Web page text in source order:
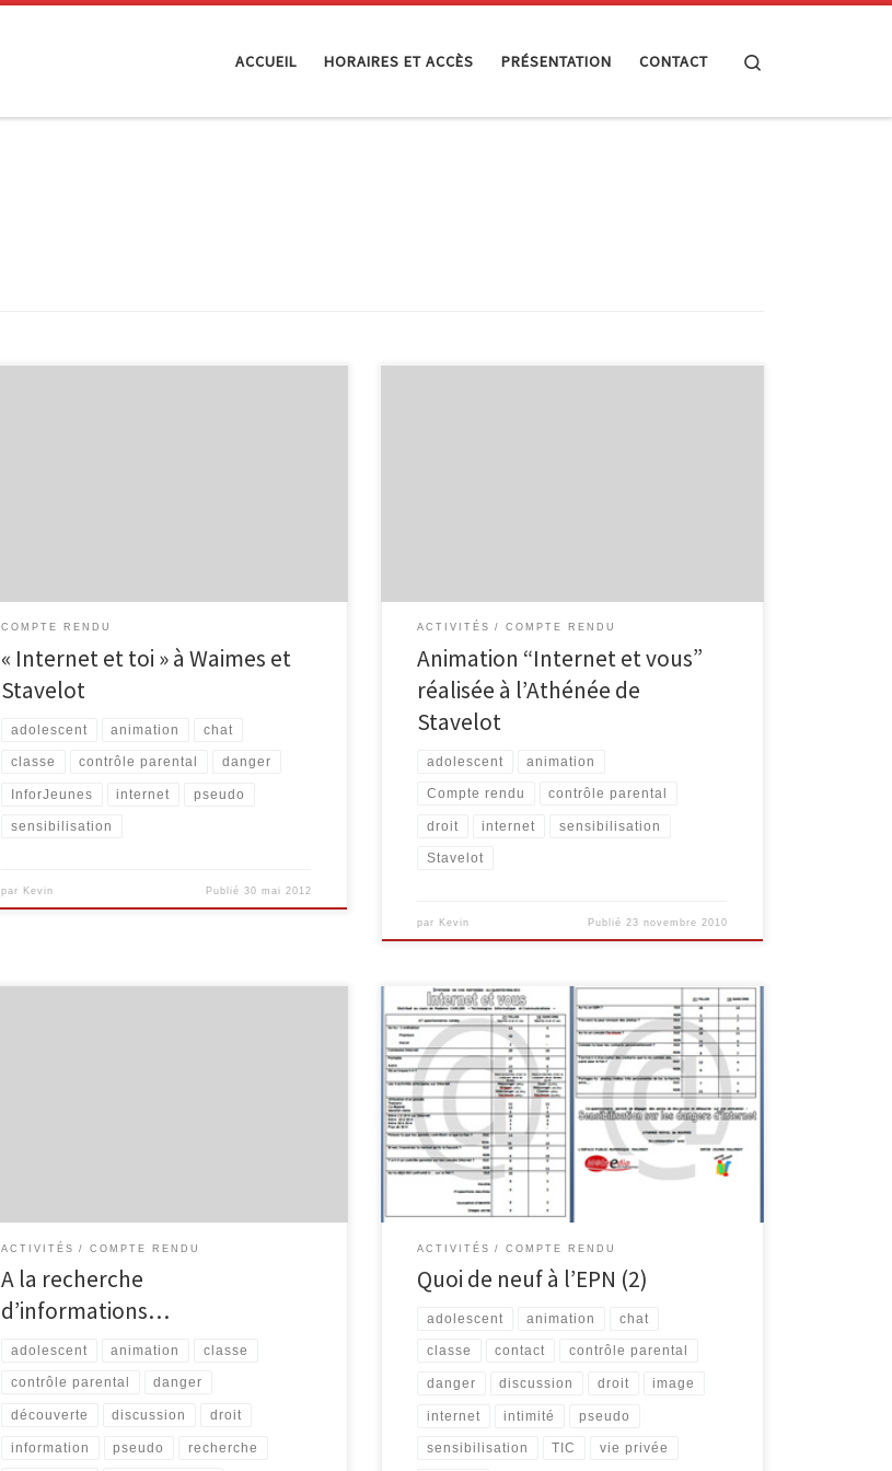
ACCUEIL HORAIRES ET ACCÈS PRÉSENTATION CONTACT
COMPTE RENDU
« Internet et toi » à Waimes et
Stavelot
adolescent animation chat
classe contrôle parental danger
InforJeunes internet pseudo
sensibilisation
par Kevin Publié 30 mai 2012
ACTIVITÉS COMPTE RENDU
Animation “Internet et vous”
réalisée à l’Athénée de
Stavelot
adolescent animation
Compte rendu contrôle parental
droit internet sensibilisation
Stavelot
par Kevin Publié 23 novembre 2010
ACTIVITÉS COMPTE RENDU
A la recherche
d’informations…
adolescent animation classe
contrôle parental danger
découverte discussion droit
information pseudo recherche
Animation : Internet et vous Cette animation a été
réalisée en collaboration avec Maggy Jérôme
(InforJeunes Malmedy), M. Solheid et Madame Carlier,
professeurs à l’Athénée Royal de Waimes. Celle-ci a
eu lieu le lundi 23 novembre dans les locaux de
l’Athénée Royal de Waimes et visait à sensibiliser les
jeunes […]
ACTIVITÉS COMPTE RENDU
Quoi de neuf à l’EPN (2)
adolescent animation chat
classe contact contrôle parental
danger discussion droit image
internet intimité pseudo
sensibilisation TIC vie privée